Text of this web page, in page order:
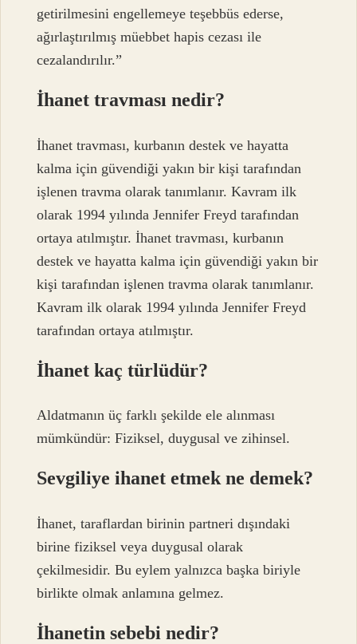
getirilmesini engellemeye teşebbüs ederse,
ağırlaştırılmış müebbet hapis cezası ile
cezalandırılır.”
İhanet travması nedir?
İhanet travması, kurbanın destek ve hayatta
kalma için güvendiği yakın bir kişi tarafından
işlenen travma olarak tanımlanır. Kavram ilk
olarak 1994 yılında Jennifer Freyd tarafından
ortaya atılmıştır. İhanet travması, kurbanın
destek ve hayatta kalma için güvendiği yakın bir
kişi tarafından işlenen travma olarak tanımlanır.
Kavram ilk olarak 1994 yılında Jennifer Freyd
tarafından ortaya atılmıştır.
İhanet kaç türlüdür?
Aldatmanın üç farklı şekilde ele alınması
mümkündür: Fiziksel, duygusal ve zihinsel.
Sevgiliye ihanet etmek ne demek?
İhanet, taraflardan birinin partneri dışındaki
birine fiziksel veya duygusal olarak
çekilmesidir. Bu eylem yalnızca başka biriyle
birlikte olmak anlamına gelmez.
İhanetin sebebi nedir?